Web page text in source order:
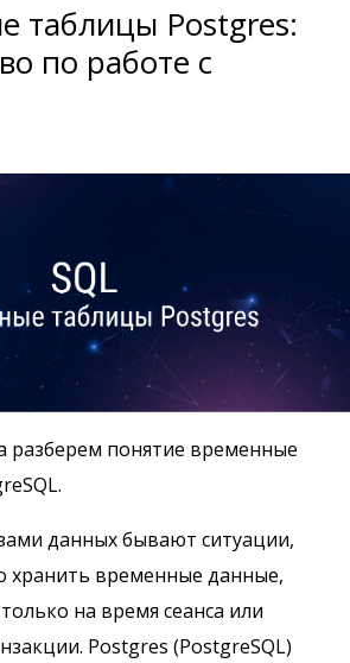
таблицы Postgres:
по работе с
разберем понятие временные
данных бывают ситуации,
хранить временные данные,
на время сеанса или
Postgres (PostgreSQL)